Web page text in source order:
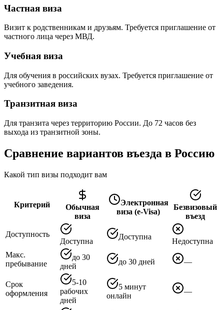
Частная виза
Визит к родственникам и друзьям. Требуется приглашение от
частного лица через МВД.
Учебная виза
Для обучения в российских вузах. Требуется приглашение от
учебного заведения.
Транзитная виза
Для транзита через территорию России. До 72 часов без
выхода из транзитной зоны.
Сравнение вариантов въезда в Россию
Какой тип визы подходит вам
Критерий
Обычная
виза
Электронная
виза (e-Visa)
Безвизовый
въезд
Доступность
Доступна
Доступна
Недоступна
Макс.
пребывание
до 30
дней
до 30 дней —
Срок
оформления
5-10
рабочих
дней
5 минут
онлайн
—